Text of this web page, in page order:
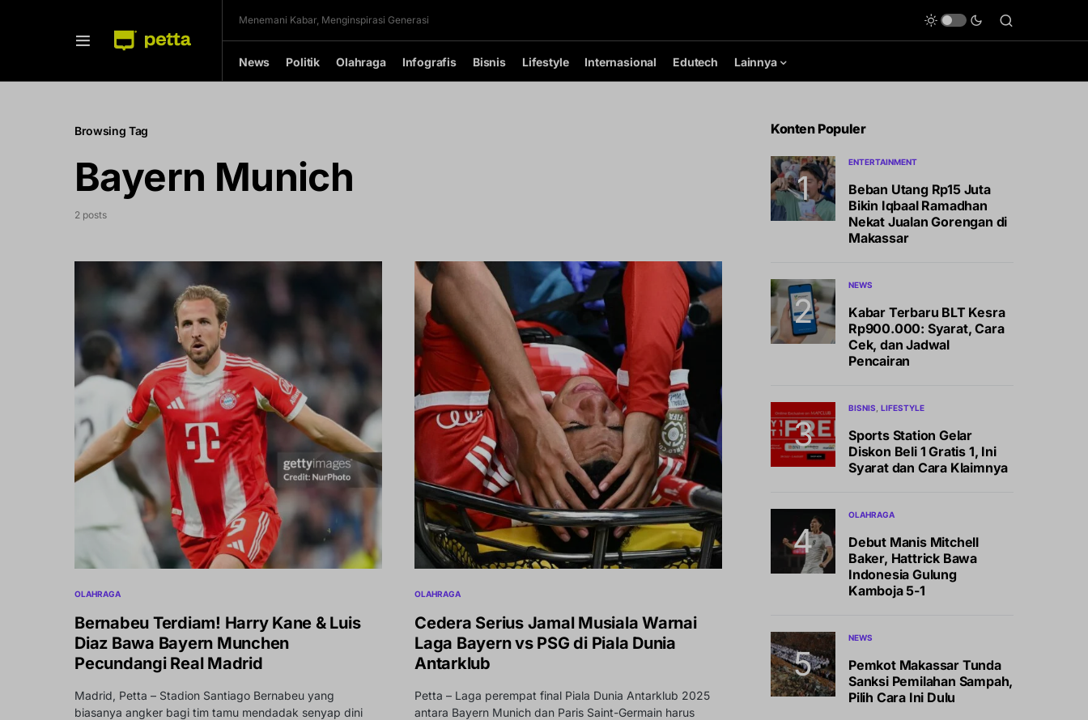
Menemani Kabar, Menginspirasi Generasi
News Politik Olahraga Infografis Bisnis Lifestyle Internasional Edutech Lainnya
Browsing Tag
Bayern Munich
2 posts
OLAHRAGA
Bernabeu Terdiam! Harry Kane & Luis
Diaz Bawa Bayern Munchen
Pecundangi Real Madrid
Madrid, Petta – Stadion Santiago Bernabeu yang
biasanya angker bagi tim tamu mendadak senyap dini
OLAHRAGA
Cedera Serius Jamal Musiala Warnai
Laga Bayern vs PSG di Piala Dunia
Antarklub
Petta – Laga perempat final Piala Dunia Antarklub 2025
antara Bayern Munich dan Paris Saint-Germain harus
Konten Populer
ENTERTAINMENT
Beban Utang Rp15 Juta
Bikin Iqbaal Ramadhan
Nekat Jualan Gorengan di
Makassar
NEWS
Kabar Terbaru BLT Kesra
Rp900.000: Syarat, Cara
Cek, dan Jadwal
Pencairan
BISNIS LIFESTYLE
Sports Station Gelar
Diskon Beli 1 Gratis 1, Ini
Syarat dan Cara Klaimnya
OLAHRAGA
Debut Manis Mitchell
Baker, Hattrick Bawa
Indonesia Gulung
Kamboja 5-1
NEWS
Pemkot Makassar Tunda
Sanksi Pemilahan Sampah,
Pilih Cara Ini Dulu